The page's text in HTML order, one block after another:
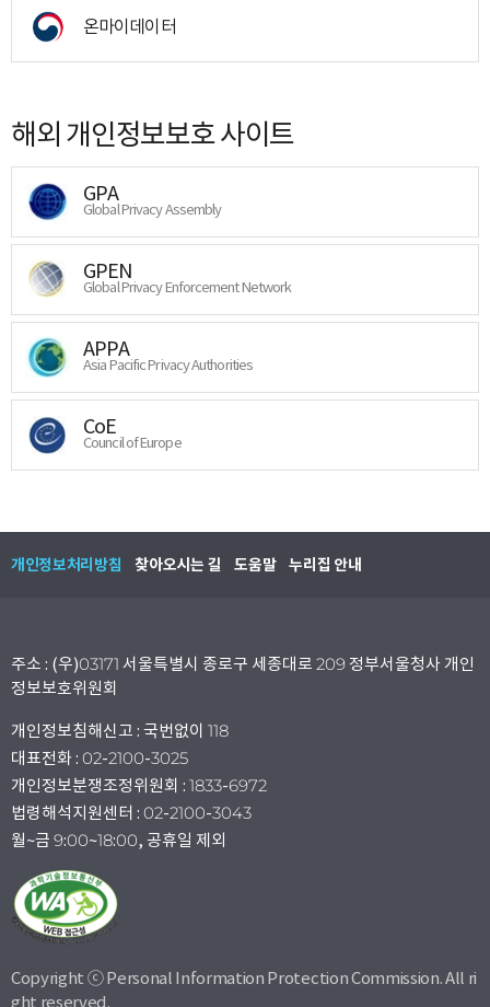
온마이데이터
해외 개인정보보호 사이트
GPA
Global Privacy Assembly
GPEN
Global Privacy Enforcement Network
APPA
Asia Pacific Privacy Authorities
CoE
Council of Europe
개인정보처리방침 찾아오시는 길 도움말 누리집 안내
주소 : (우)03171 서울특별시 종로구 세종대로 209 정부서울청사 개인
정보보호위원회
개인정보침해신고 : 국번없이 118
대표전화 : 02-2100-3025
개인정보분쟁조정위원회 : 1833-6972
법령해석지원센터 : 02-2100-3043
월~금 9:00~18:00, 공휴일 제외
Copyright ⓒ Personal Information Protection Commission. All ri
ght reserved.